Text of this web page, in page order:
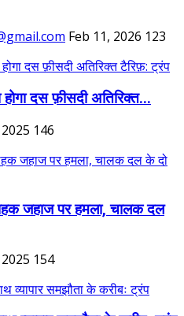
Feb 11, 2026 123
दस फ़ीसदी अतिरिक्त...
146
जहाज पर हमला, चालक दल
154